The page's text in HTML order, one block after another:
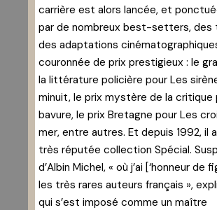
carrière est alors lancée, et
par de nombreux best-setters, des
des adaptations
couronnée de prix prestigieux : le
la littérature policière pour Les
minuit, le prix mystère de la critique
bavure, le prix Bretagne pour Les
mer, entre autres. Et depuis 1992, il
très réputée collection Spécial.
d’Albin Michel, « où j’ai [‘honneur de
les très rares auteurs français »,
qui s’est imposé comme un maître